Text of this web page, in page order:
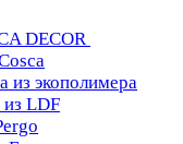
DECOR
из экополимера
LDF